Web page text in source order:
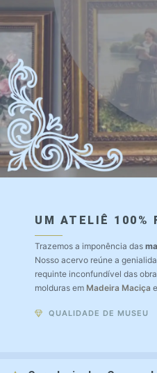
UM ATELIÊ 100%
Trazemos a imponência das
Nosso acervo reúne a
requinte inconfundível das
molduras em Madeira Maciça
QUALIDADE DE MUSEU